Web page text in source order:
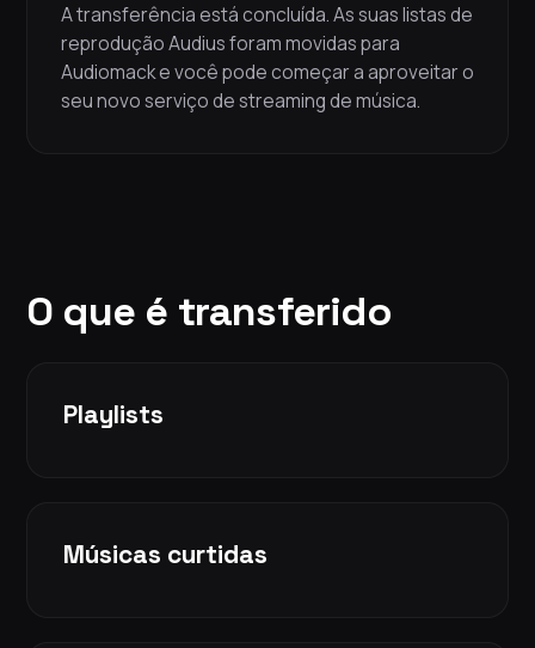
A transferência está concluída. As suas listas de
reprodução Audius foram movidas para
Audiomack e você pode começar a aproveitar o
seu novo serviço de streaming de música.
O que é transferido
Playlists
Músicas curtidas